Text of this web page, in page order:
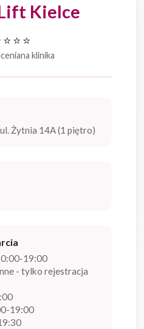
Kielce
klinika
Żytnia 14A (1 piętro)
19:00
- tylko rejestracja
19:00